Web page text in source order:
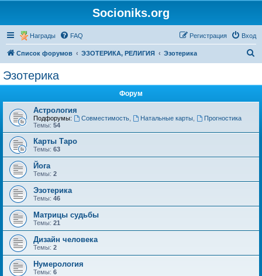
Socioniks.org
Награды FAQ Вход
Регистрация
Список форумов ЭЗОТЕРИКА, РЕЛИГИЯ Эзотерика
Эзотерика
Форум
Астрология
Подфорумы: Совместимость, Натальные карты,
Прогностика
Темы: 54
Карты Таро
Темы: 63
Йога
Темы: 2
Эзотерика
Темы: 46
Матрицы судьбы
Темы: 21
Дизайн человека
Темы: 2
Нумерология
Темы: 6